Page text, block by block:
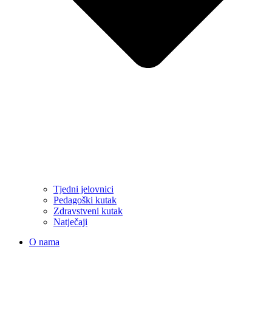
Tjedni jelovnici
Pedagoški kutak
Zdravstveni kutak
Natječaji
O nama